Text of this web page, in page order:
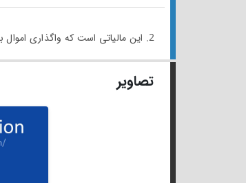
2. این مالیاتی است که واگذاری اموال بعد از مرگ را تحت تاثیر قرار می‌دهد.
تصاویر